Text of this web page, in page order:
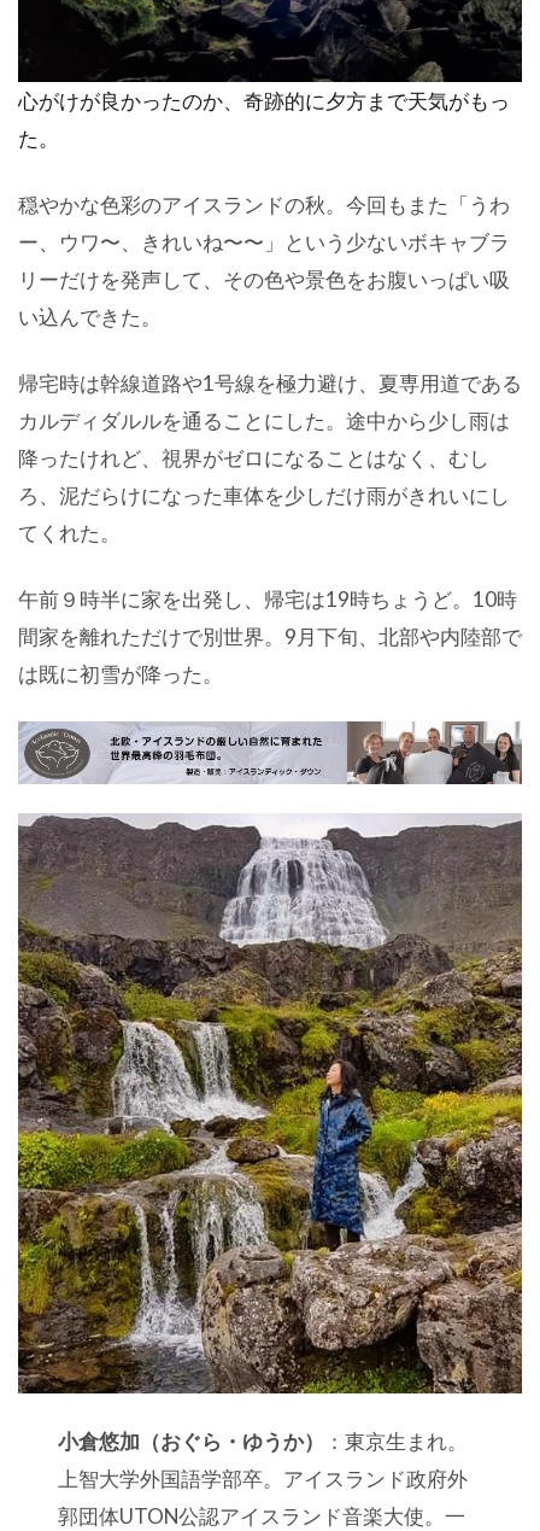
心がけが良かったのか、奇跡的に夕方まで天気がもっ
た。
穏やかな色彩のアイスランドの秋。今回もまた「うわ
ー、ウワ〜、きれいね〜〜」という少ないボキャブラ
リーだけを発声して、その色や景色をお腹いっぱい吸
い込んできた。
帰宅時は幹線道路や1号線を極力避け、夏専用道である
カルディダルルを通ることにした。途中から少し雨は
降ったけれど、視界がゼロになることはなく、むし
ろ、泥だらけになった車体を少しだけ雨がきれいにし
てくれた。
午前９時半に家を出発し、帰宅は19時ちょうど。10時
間家を離れただけで別世界。9月下旬、北部や内陸部で
は既に初雪が降った。
小倉悠加（おぐら・ゆうか）
：東京生まれ。
上智大学外国語学部卒。アイスランド政府外
郭団体UTON公認アイスランド音楽大使。一